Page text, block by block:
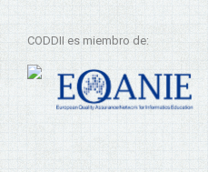
CODDII es miembro de: